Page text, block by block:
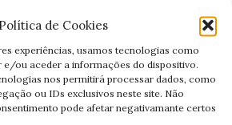
Política de Cookies
experiências, usamos tecnologias como
e/ou aceder a informações do dispositivo.
nos permitirá processar dados, como
ou IDs exclusivos neste site. Não
pode afetar negativamante certos
a semana muito negativado. Faça
com pessoas que não lhe tragam
Verá que a sua vida tomará um
rumo e poderá encontrar momentos
mais felizes.
em projectos próprios. Arrisque,
o sucesso estará do seu lado.